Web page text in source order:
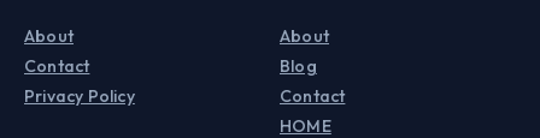
About
Contact
Privacy Policy
About
Blog
Contact
HOME